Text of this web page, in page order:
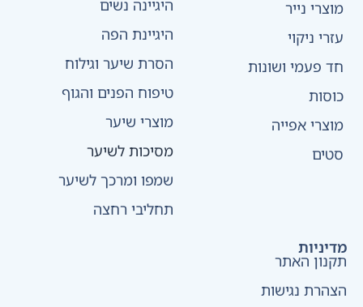
מוצרי נייר
עזרי ניקוי
חד פעמי ושונות
כוסות
מוצרי אפייה
סטים
היגיינה נשים
היגיינת הפה
הסרת שיער וגילוח
טיפוח הפנים והגוף
מוצרי שיער
מסיכות לשיער
שמפו ומרכך לשיער
תחליבי רחצה
מדיניות
תקנון האתר
הצהרת נגישות